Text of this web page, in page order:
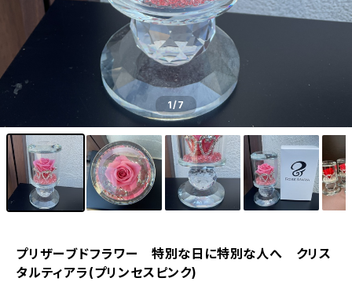
1/7
プリザーブドフラワー 特別な日に特別な人へ クリス
タルティアラ(プリンセスピンク)